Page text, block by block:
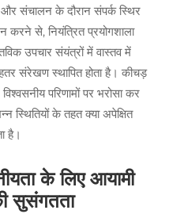
संचालन के दौरान संपर्क स्थिर
करने से, नियंत्रित प्रयोगशाला
उपचार संयंत्रों में वास्तव में
संरेखण स्थापित होता है। कीचड़
परिणामों पर भरोसा कर
स्थितियों के तहत क्या अपेक्षित
है।
के लिए आयामी
सुसंगतता